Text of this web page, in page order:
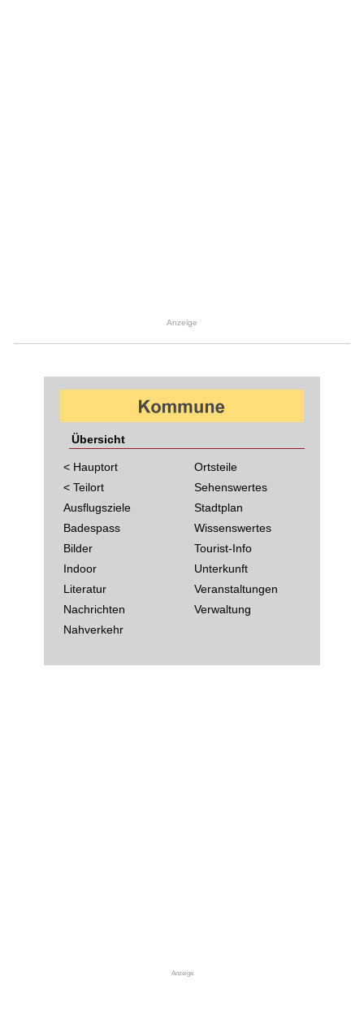
Anzeige
Übersicht
< Hauptort
< Teilort
Ausflugsziele
Badespass
Bilder
Indoor
Literatur
Nachrichten
Nahverkehr
Ortsteile
Sehenswertes
Stadtplan
Wissenswertes
Tourist-Info
Unterkunft
Veranstaltungen
Verwaltung
Anzeige